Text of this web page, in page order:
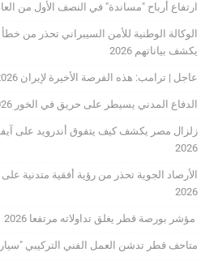
ارتفاع أرباح "مساندة" في النصف الأول من العام
الوكالة الوطنية للأمن السيبراني تحذر من
يكشف بياناتهم 2026
عاجل | ترامب: هذه الفرصة الأخيرة لإيران 2026
الدفاع المدني يسيطر على حريق في الخور 2026
زلزال مصر يكشف كيف يتفوق أندرويد على
2026
الأرصاد الجوية تحذر من رؤية أفقية متدنية
2026
مؤشر بورصة قطر يغلق تداولاته مرتفعا 2026
متاحف قطر تدشن العمل الفني التركيبي "سيارة